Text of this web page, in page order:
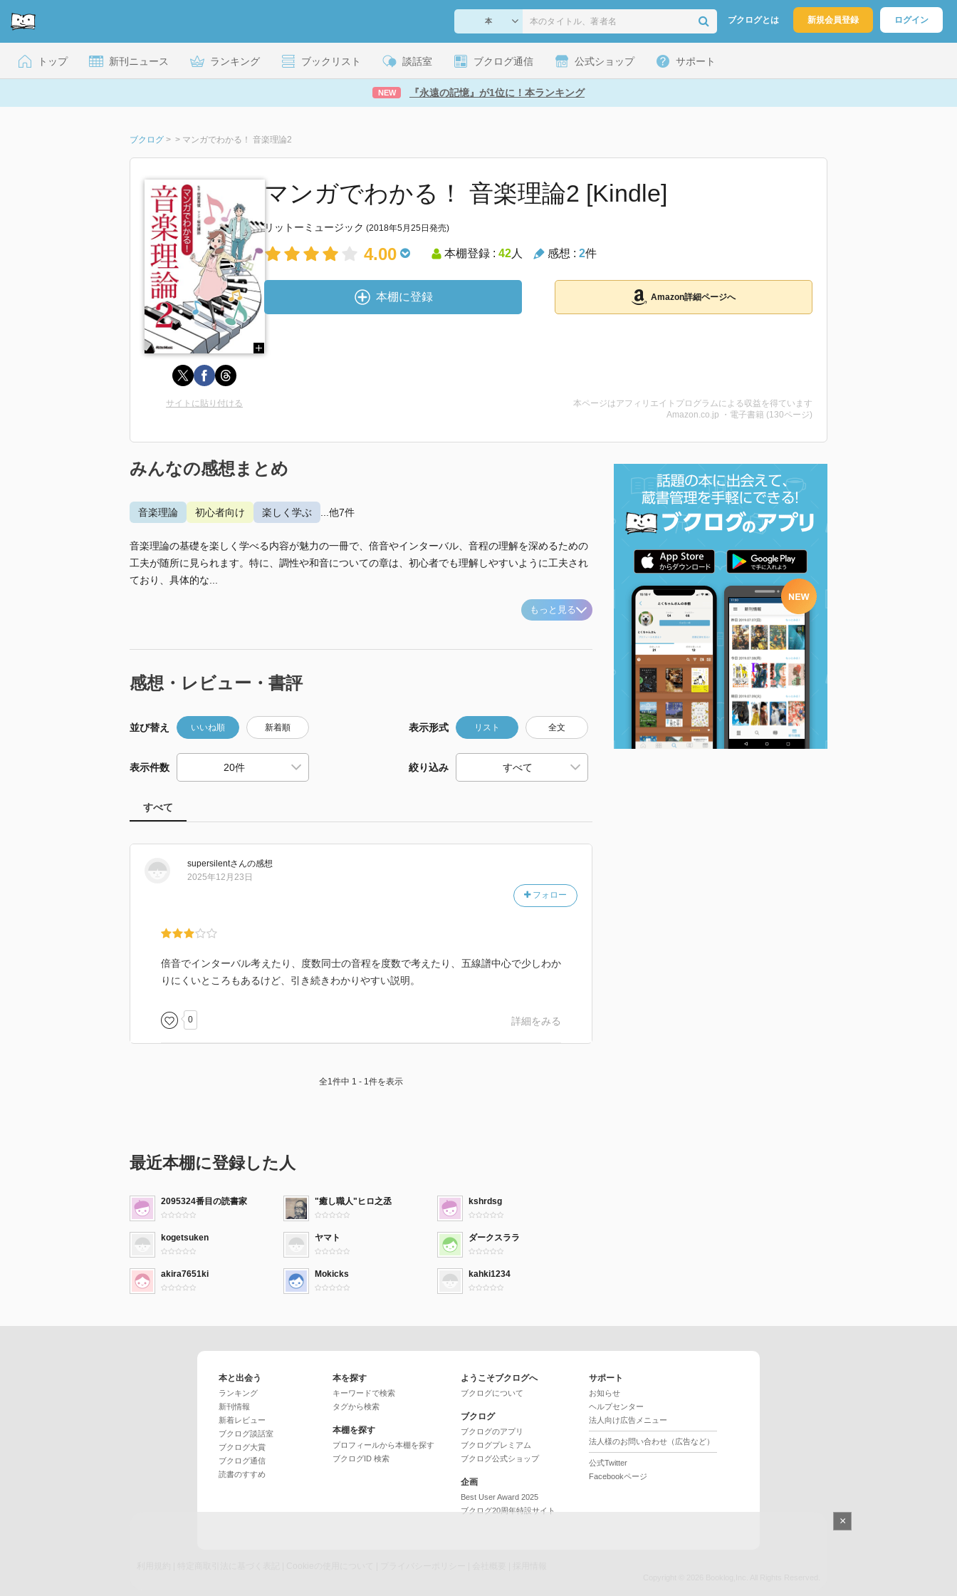
ブクログとは 新規会員登録 ログイン
トップ 新刊ニュース ランキング ブックリスト 談話室 ブクログ通信 公式ショップ サポート
NEW 『永遠の記憶』が1位に！本ランキング
ブクログ > > マンガでわかる！ 音楽理論2
マンガでわかる！ 音楽理論2 [Kindle]
リットーミュージック (2018年5月25日発売)
4.00 本棚登録 : 42人 感想 : 2件
本棚に登録 Amazon詳細ページへ
サイトに貼り付ける
本ページはアフィリエイトプログラムによる収益を得ています
Amazon.co.jp ・電子書籍 (130ページ)
みんなの感想まとめ
音楽理論 初心者向け 楽しく学ぶ ...他7件
音楽理論の基礎を楽しく学べる内容が魅力の一冊で、倍音やインターバル、音程の理解を深めるための
工夫が随所に見られます。特に、調性や和音についての章は、初心者でも理解しやすいように工夫され
ており、具体的な...
もっと見る
感想・レビュー・書評
並び替え いいね順 新着順 表示形式 リスト 全文
表示件数 絞り込み
すべて
supersilentさんの感想
フォロー
2025年12月23日
倍音でインターバル考えたり、度数同士の音程を度数で考えたり、五線譜中心で少しわか
りにくいところもあるけど、引き続きわかりやすい説明。
0 詳細をみる
全1件中 1 - 1件を表示
最近本棚に登録した人
2095324番目の読書家 "癒し職人"ヒロ之丞 kshrdsg
kogetsuken ヤマト ダークスララ
akira7651ki Mokicks kahki1234
本と出会う
ランキング
新刊情報
新着レビュー
ブクログ談話室
ブクログ大賞
ブクログ通信
読書のすすめ
本を探す
キーワードで検索
タグから検索
本棚を探す
プロフィールから本棚を探す
ブクログID 検索
ようこそブクログへ
ブクログについて
ブクログ
ブクログのアプリ
ブクログプレミアム
ブクログ公式ショップ
企画
Best User Award 2025
ブクログ20周年特設サイト
サポート
お知らせ
ヘルプセンター
法人向け広告メニュー
法人様のお問い合わせ（広告など）
公式Twitter
Facebookページ
×